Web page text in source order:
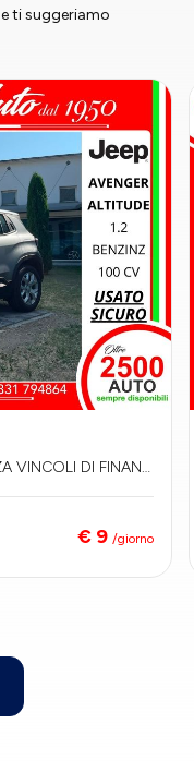
ti suggeriamo
VINCOLI DI FINANZ
€ 9 /giorno